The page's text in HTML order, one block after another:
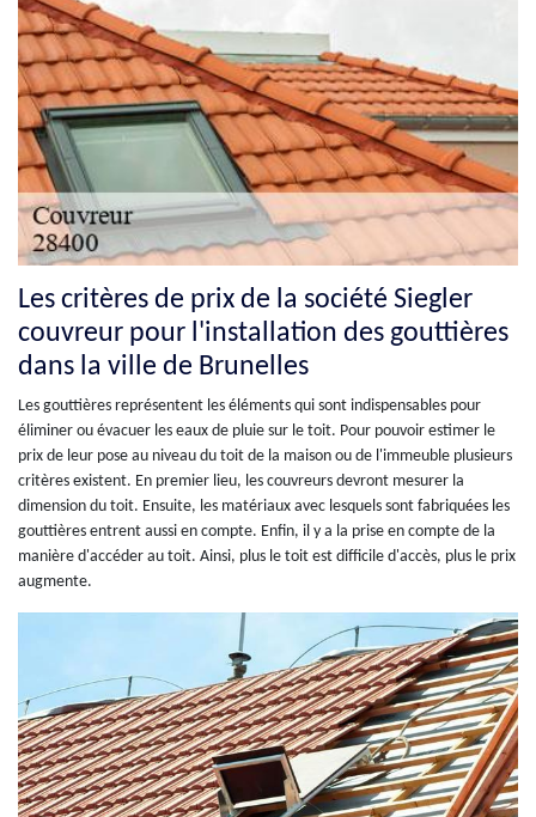
Les critères de prix de la société Siegler
couvreur pour l'installation des gouttières
dans la ville de Brunelles
Les gouttières représentent les éléments qui sont indispensables pour
éliminer ou évacuer les eaux de pluie sur le toit. Pour pouvoir estimer le
prix de leur pose au niveau du toit de la maison ou de l'immeuble plusieurs
critères existent. En premier lieu, les couvreurs devront mesurer la
dimension du toit. Ensuite, les matériaux avec lesquels sont fabriquées les
gouttières entrent aussi en compte. Enfin, il y a la prise en compte de la
manière d'accéder au toit. Ainsi, plus le toit est difficile d'accès, plus le prix
augmente.